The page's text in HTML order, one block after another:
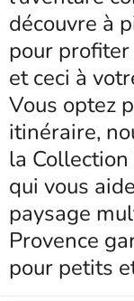
découvre à
pour
et ceci à
Vous optez
itinéraire,
la
qui vous
paysage
Provence
pour petits